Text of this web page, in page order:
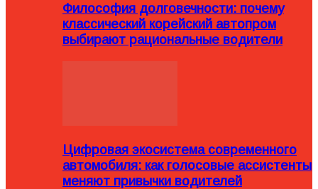
Философия долговечности: почему
классический корейский автопром
выбирают рациональные водители
Цифровая экосистема современного
автомобиля: как голосовые ассистенты
меняют привычки водителей